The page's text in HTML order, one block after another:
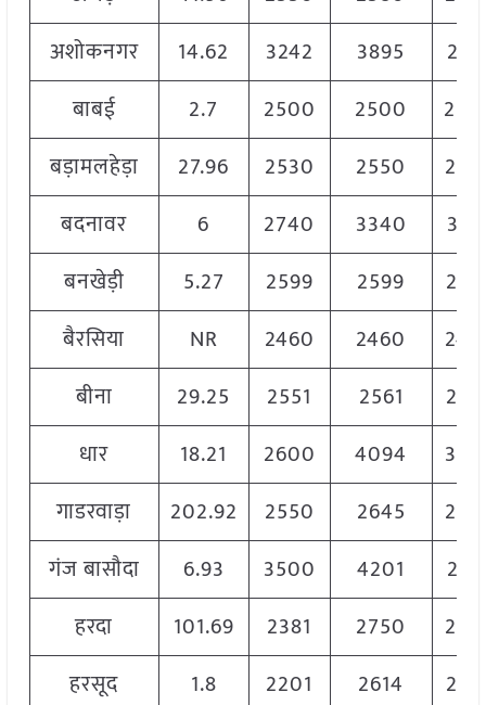
अशोकनगर
14.62 3242 3895
बाबई
2.7 2500 2500
बड़ामलहेड़ा
27.96 2530 2550
बदनावर
6 2740 3340
बनखेड़ी
5.27 2599 2599
बैरसिया
NR 2460 2460
बीना
29.25 2551 2561
धार
18.21 2600 4094
गाडरवाड़ा
202.92 2550 2645
गंज बासौदा
6.93 3500 4201
हरदा
101.69 2381 2750
हरसूद
1.8 2201 2614